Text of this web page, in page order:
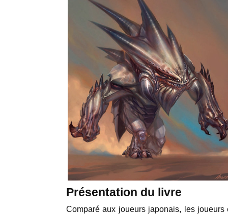
Présentation du livre
Comparé aux joueurs japonais, les